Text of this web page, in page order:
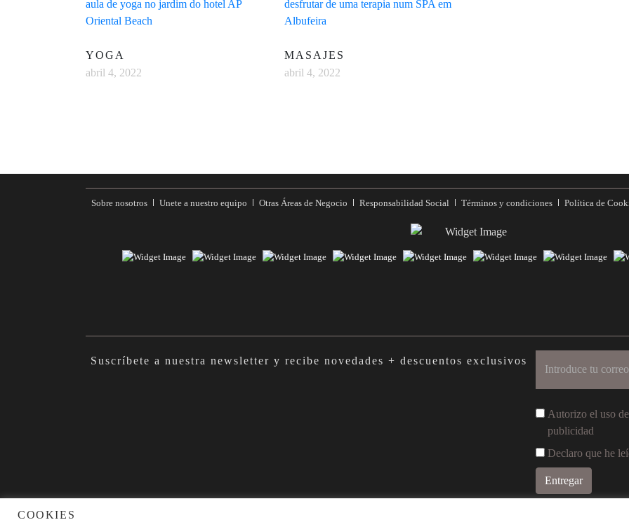
YOGA
abril 4, 2022
MASAJES
abril 4, 2022
Sobre nosotros Unete a nuestro equipo Otras Áreas de Negocio Responsabilidad Social Términos y condiciones Política de
Suscríbete a nuestra newsletter y recibe novedades + descuentos exclusivos
Autorizo ​​el uso
publicidad
Declaro que he
COOKIES